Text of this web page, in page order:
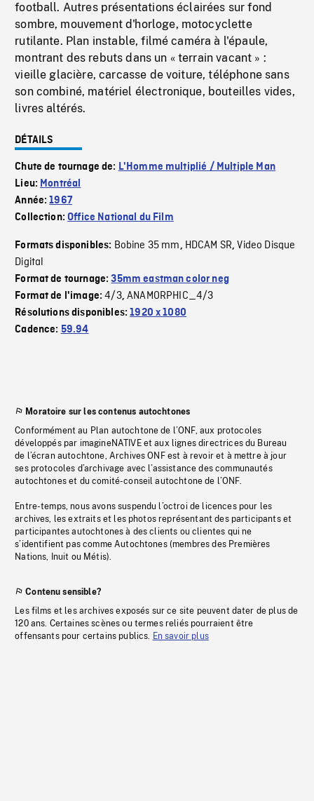
football. Autres présentations éclairées sur fond
sombre, mouvement d'horloge, motocyclette
rutilante. Plan instable, filmé caméra à l'épaule,
montrant des rebuts dans un « terrain vacant » :
vieille glacière, carcasse de voiture, téléphone sans
son combiné, matériel électronique, bouteilles vides,
livres altérés.
DÉTAILS
Chute de tournage de: L'Homme multiplié / Multiple Man
Lieu: Montréal
Année:1967
Collection:Office National du Film
Formats disponibles: Bobine 35 mm, HDCAM SR,Video Disque
Digital
Format de tournage:35mm eastman color neg
Format de l'image:4/3,ANAMORPHIC_4/3
Résolutions disponibles:1920 x 1080
Cadence: 59.94
Moratoire sur les contenus autochtones
Conformément au Plan autochtone de l’ONF, aux protocoles
développés par imagineNATIVE et aux lignes directrices du Bureau
de l’écran autochtone, Archives ONF est à revoir et à mettre à jour
ses protocoles d’archivage avec l’assistance des communautés
autochtones et du comité-conseil autochtone de l’ONF.
Entre-temps, nous avons suspendu l’octroi de licences pour les
archives, les extraits et les photos représentant des participants et
participantes autochtones à des clients ou clientes qui ne
s’identifient pas comme Autochtones (membres des Premières
Nations, Inuit ou Métis).
Contenu sensible?
Les films et les archives exposés sur ce site peuvent dater de plus de
120 ans. Certaines scènes ou termes reliés pourraient être
offensants pour certains publics. En savoir plus